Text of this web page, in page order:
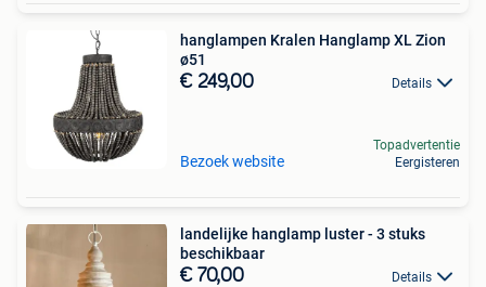
hanglampen Kralen Hanglamp XL Zion
ø51
€ 249,00 Details
Bezoek website
Topadvertentie
Eergisteren
landelijke hanglamp luster - 3 stuks
beschikbaar
€ 70,00 Details